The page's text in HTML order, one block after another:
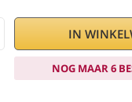
IN
NOG MAAR 6